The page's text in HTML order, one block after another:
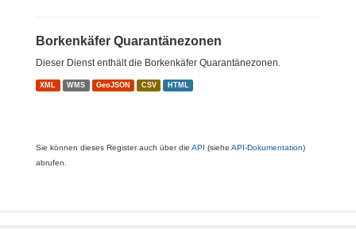
Borkenkäfer Quarantänezonen
Dieser Dienst enthält die Borkenkäfer Quarantänezonen.
XML WMS GeoJSON CSV HTML
Sie können dieses Register auch über die API (siehe API-Dokumentation)
abrufen.